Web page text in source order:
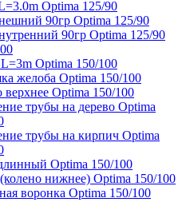
Optima 125/90
90гр Optima 125/90
90гр Optima 125/90
Optima 150/100
желоба Optima 150/100
верхнее Optima 150/100
трубы на дерево Optima
трубы на кирпич Optima
Optima 150/100
нижнее) Optima 150/100
воронка Optima 150/100